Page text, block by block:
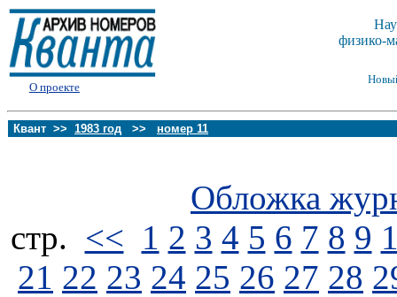
О проекте
физико-
Квант >> 1983 год >> номер 11
Обложка
стp. << 1 2 3 4 5 6 7 8 9
21 22 23 24 25 26 27 28